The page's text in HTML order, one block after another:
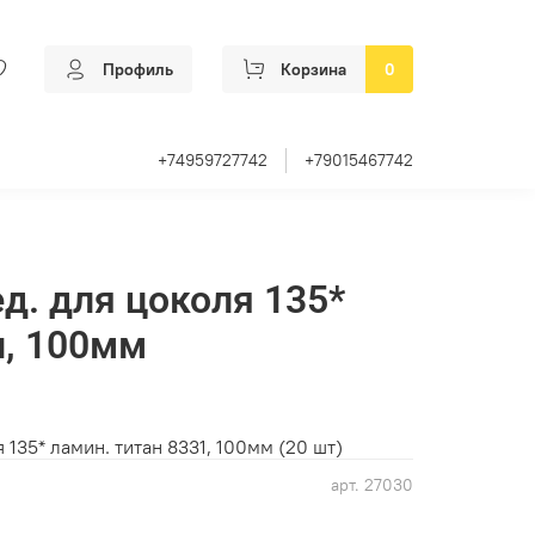
Профиль Корзина 0
+74959727742 +79015467742
арт. 27030
для цоколя 135*
100мм
ламин. титан 8331, 100мм (20 шт)